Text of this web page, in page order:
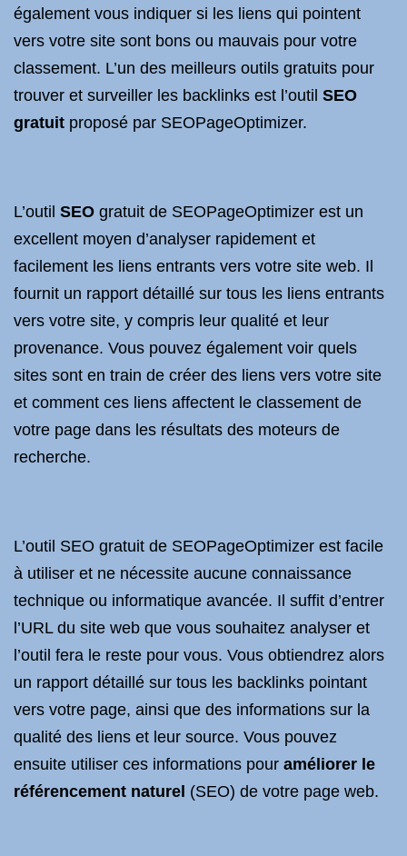
également vous indiquer si les liens qui pointent
vers votre site sont bons ou mauvais pour votre
classement. L’un des meilleurs outils gratuits pour
trouver et surveiller les backlinks est l’outil SEO
gratuit proposé par SEOPageOptimizer.
L’outil SEO gratuit de SEOPageOptimizer est un
excellent moyen d’analyser rapidement et
facilement les liens entrants vers votre site web. Il
fournit un rapport détaillé sur tous les liens entrants
vers votre site, y compris leur qualité et leur
provenance. Vous pouvez également voir quels
sites sont en train de créer des liens vers votre site
et comment ces liens affectent le classement de
votre page dans les résultats des moteurs de
recherche.
L’outil SEO gratuit de SEOPageOptimizer est facile
à utiliser et ne nécessite aucune connaissance
technique ou informatique avancée. Il suffit d’entrer
l’URL du site web que vous souhaitez analyser et
l’outil fera le reste pour vous. Vous obtiendrez alors
un rapport détaillé sur tous les backlinks pointant
vers votre page, ainsi que des informations sur la
qualité des liens et leur source. Vous pouvez
ensuite utiliser ces informations pour améliorer le
référencement naturel (SEO) de votre page web.